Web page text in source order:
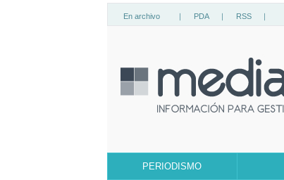
En archivo | PDA | RSS |
PERIODISMO